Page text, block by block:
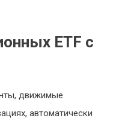
ETF с
движимые
автоматически